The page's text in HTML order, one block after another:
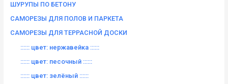
ШУРУПЫ ПО БЕТОНУ
САМОРЕЗЫ ДЛЯ ПОЛОВ И ПАРКЕТА
САМОРЕЗЫ ДЛЯ ТЕРРАСНОЙ ДОСКИ
:::::: цвет: нержавейка ::::::
:::::: цвет: песочный ::::::
:::::: цвет: зелёный ::::::